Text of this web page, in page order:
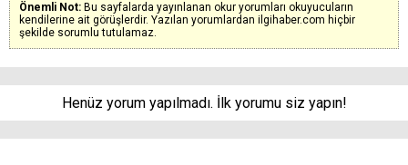
Önemli Not: Bu sayfalarda yayınlanan okur yorumları okuyucuların
kendilerine ait görüşlerdir. Yazılan yorumlardan ilgihaber.com hiçbir
şekilde sorumlu tutulamaz.
Henüz yorum yapılmadı. İlk yorumu siz yapın!